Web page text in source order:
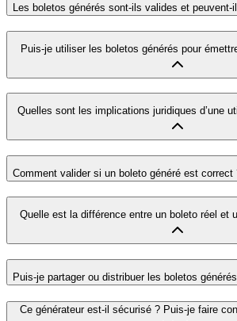
Les boletos générés sont-ils valides et
Puis-je utiliser les boletos générés pour
Quelles sont les implications juridiques d’une
Comment valider si un boleto généré est correct
Quelle est la différence entre un boleto réel et
Puis-je partager ou distribuer les boletos
Ce générateur est-il sécurisé ? Puis-je faire